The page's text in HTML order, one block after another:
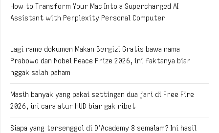
How to Transform Your Mac Into a Supercharged AI
Assistant with Perplexity Personal Computer
Lagi rame dokumen Makan Bergizi Gratis bawa nama
Prabowo dan Nobel Peace Prize 2026, ini faktanya biar
nggak salah paham
Masih banyak yang pakai settingan dua jari di Free Fire
2026, ini cara atur HUD biar gak ribet
Siapa yang tersenggol di D’Academy 8 semalam? Ini hasil